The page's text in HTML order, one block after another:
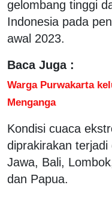
gelombang tinggi
Indonesia pada
awal 2023.
Baca Juga :
Warga Purwakarta
Menganga
Kondisi cuaca
diprakirakan
Jawa, Bali,
dan Papua.